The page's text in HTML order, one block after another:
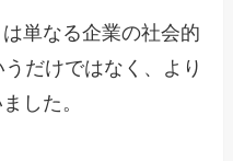
単なる企業の社会的
だけではなく、より
した。